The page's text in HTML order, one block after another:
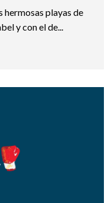
hermosas playas de
y con el de...